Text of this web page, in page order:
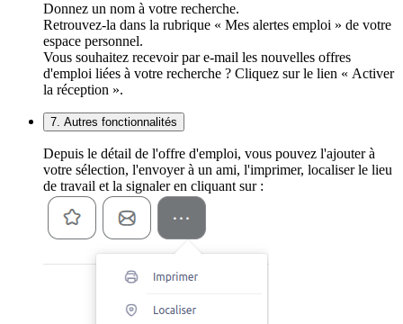
Donnez un nom à votre recherche.
Retrouvez-la dans la rubrique « Mes alertes emploi » de votre
espace personnel.
Vous souhaitez recevoir par e-mail les nouvelles offres
d'emploi liées à votre recherche ? Cliquez sur le lien « Activer
la réception ».
7. Autres fonctionnalités
Depuis le détail de l'offre d'emploi, vous pouvez l'ajouter à
votre sélection, l'envoyer à un ami, l'imprimer, localiser le lieu
de travail et la signaler en cliquant sur :